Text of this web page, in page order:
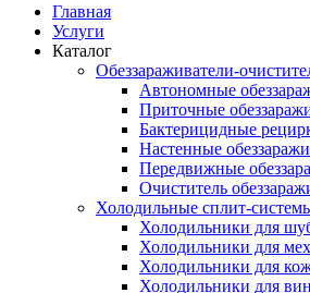
Главная
Услуги
Каталог
Обеззараживатели-
Автономные
Приточные
Бактерицидные
Настенные
Передвижные
Очиститель
Холодильные сплит-
Холодильники для
Холодильники для
Холодильники для
Холодильники для